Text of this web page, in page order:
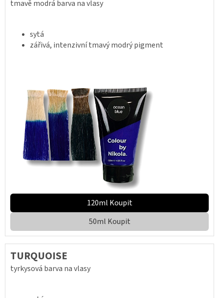
tmavě modrá barva na vlasy
sytá
zářivá, intenzivní tmavý modrý pigment
120ml Koupit
50ml Koupit
TURQUOISE
tyrkysová barva na vlasy